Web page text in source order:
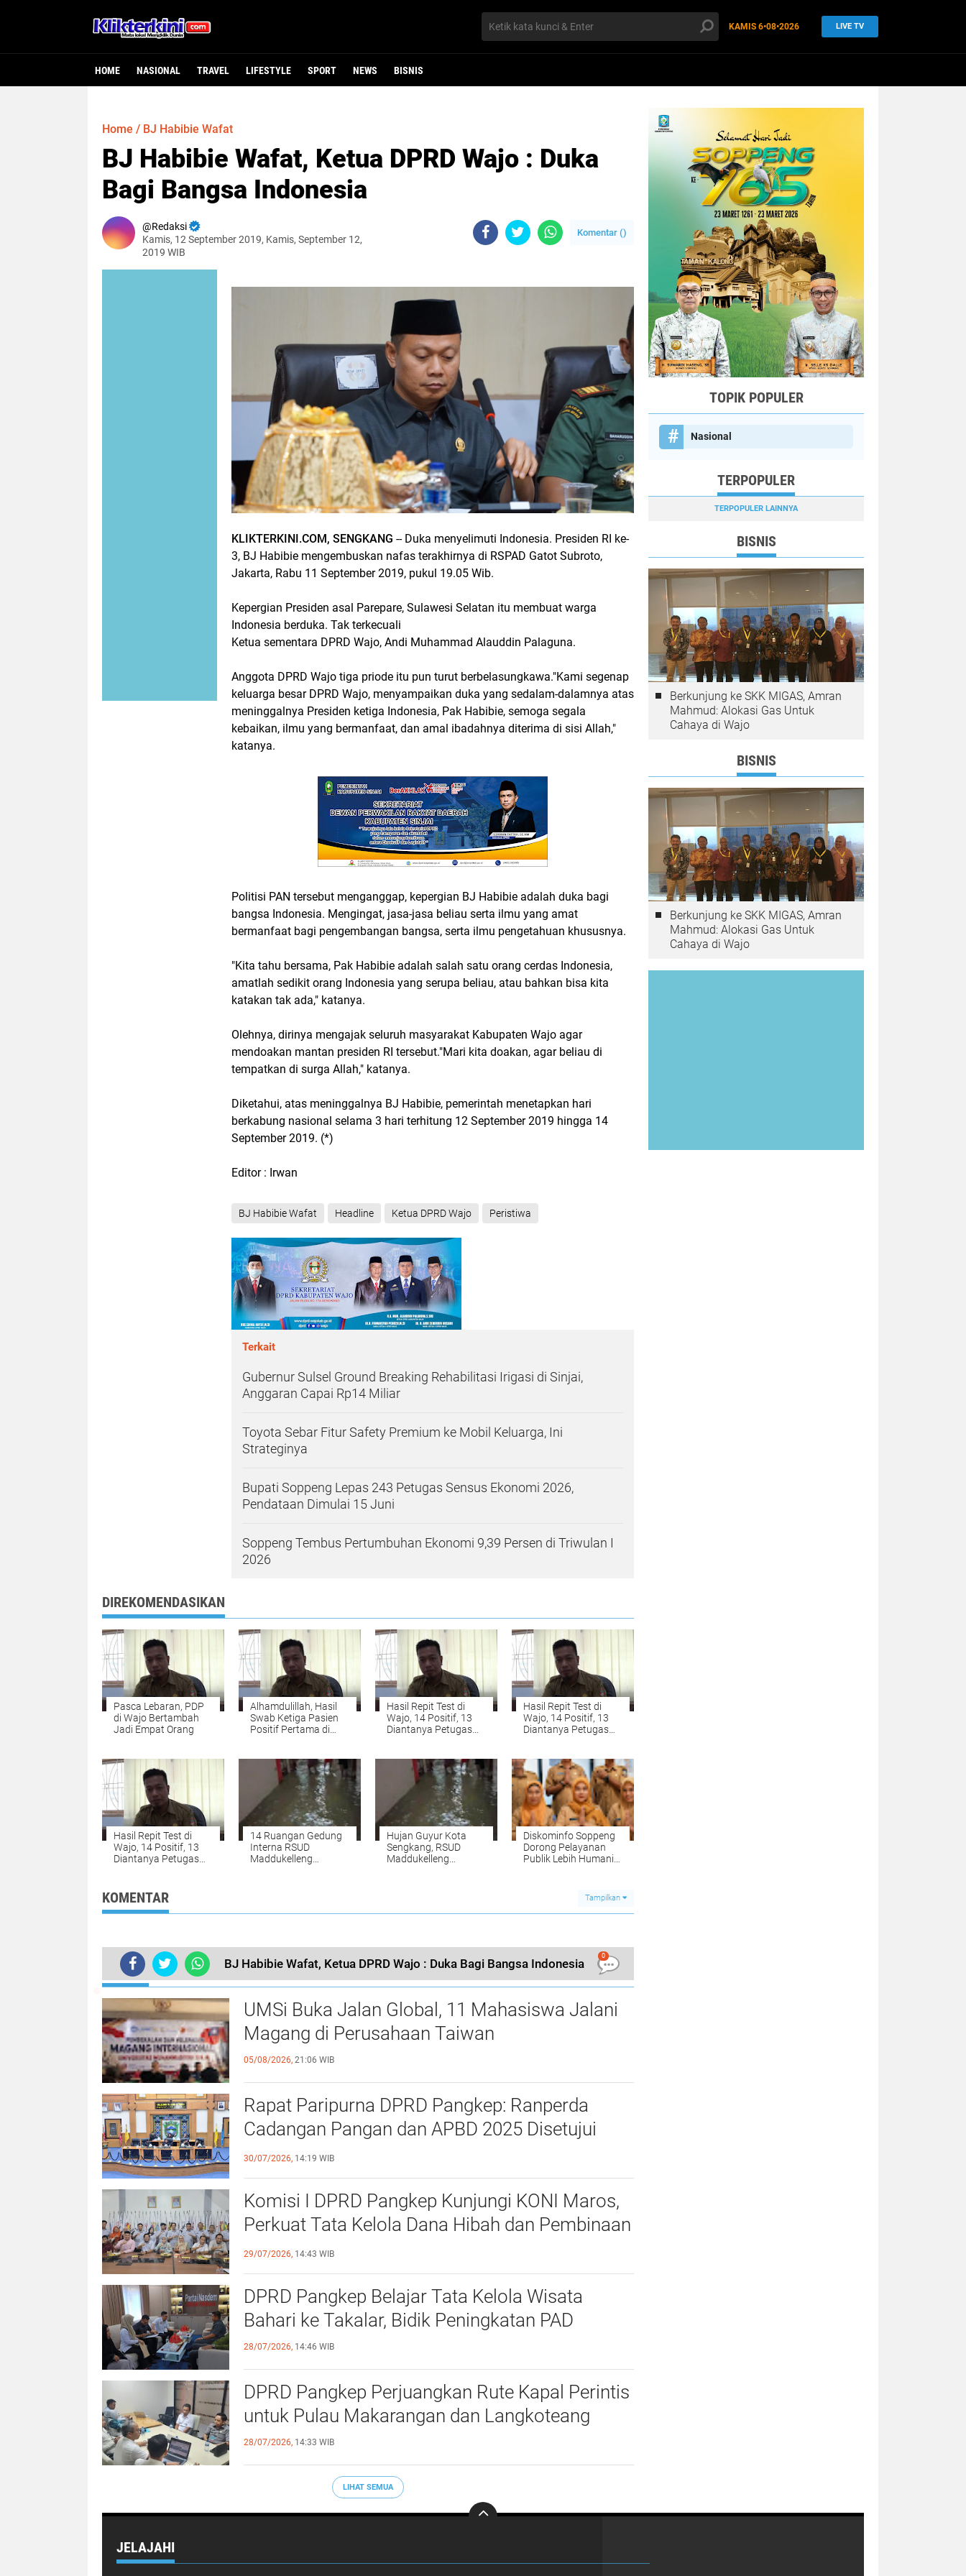
KAMIS 6•08•2026 LIVE TV
HOME NASIONAL TRAVEL LIFESTYLE SPORT NEWS BISNIS
Home / BJ Habibie Wafat
BJ Habibie Wafat, Ketua DPRD Wajo : Duka
Bagi Bangsa Indonesia
Redaksi
Kamis, 12 September 2019, Kamis, September 12,
2019 WIB
Komentar ()
KLIKTERKINI.COM, SENGKANG -- Duka menyelimuti Indonesia. Presiden RI ke-
3, BJ Habibie mengembuskan nafas terakhirnya di RSPAD Gatot Subroto,
Jakarta, Rabu 11 September 2019, pukul 19.05 Wib.
Kepergian Presiden asal Parepare, Sulawesi Selatan itu membuat warga
Indonesia berduka. Tak terkecuali
Ketua sementara DPRD Wajo, Andi Muhammad Alauddin Palaguna.
Anggota DPRD Wajo tiga priode itu pun turut berbelasungkawa."Kami segenap
keluarga besar DPRD Wajo, menyampaikan duka yang sedalam-dalamnya atas
meninggalnya Presiden ketiga Indonesia, Pak Habibie, semoga segala
kebaikan, ilmu yang bermanfaat, dan amal ibadahnya diterima di sisi Allah,"
katanya.
Politisi PAN tersebut menganggap, kepergian BJ Habibie adalah duka bagi
bangsa Indonesia. Mengingat, jasa-jasa beliau serta ilmu yang amat
bermanfaat bagi pengembangan bangsa, serta ilmu pengetahuan khususnya.
"Kita tahu bersama, Pak Habibie adalah salah satu orang cerdas Indonesia,
amatlah sedikit orang Indonesia yang serupa beliau, atau bahkan bisa kita
katakan tak ada," katanya.
Olehnya, dirinya mengajak seluruh masyarakat Kabupaten Wajo agar
mendoakan mantan presiden RI tersebut."Mari kita doakan, agar beliau di
tempatkan di surga Allah," katanya.
Diketahui, atas meninggalnya BJ Habibie, pemerintah menetapkan hari
berkabung nasional selama 3 hari terhitung 12 September 2019 hingga 14
September 2019. (*)
Editor : Irwan
BJ Habibie Wafat Headline Ketua DPRD Wajo Peristiwa
Terkait
Gubernur Sulsel Ground Breaking Rehabilitasi Irigasi di Sinjai,
Anggaran Capai Rp14 Miliar
Toyota Sebar Fitur Safety Premium ke Mobil Keluarga, Ini
Strateginya
Bupati Soppeng Lepas 243 Petugas Sensus Ekonomi 2026,
Pendataan Dimulai 15 Juni
Soppeng Tembus Pertumbuhan Ekonomi 9,39 Persen di Triwulan I
2026
DIREKOMENDASIKAN
Pasca Lebaran, PDP
di Wajo Bertambah
Jadi Empat Orang
Alhamdulillah, Hasil
Swab Ketiga Pasien
Positif Pertama di
Hasil Repit Test di
Wajo, 14 Positif, 13
Diantanya Petugas
Hasil Repit Test di
Wajo, 14 Positif, 13
Diantanya Petugas
Hasil Repit Test di
Wajo, 14 Positif, 13
Diantanya Petugas
14 Ruangan Gedung
Interna RSUD
Maddukelleng
Hujan Guyur Kota
Sengkang, RSUD
Maddukelleng
Diskominfo Soppeng
Dorong Pelayanan
Publik Lebih Humanis
KOMENTAR Tampilkan
BJ Habibie Wafat, Ketua DPRD Wajo : Duka Bagi Bangsa Indonesia
0
TERKINI
UMSi Buka Jalan Global, 11 Mahasiswa Jalani
Magang di Perusahaan Taiwan
05/08/2026, 21:06 WIB
Rapat Paripurna DPRD Pangkep: Ranperda
Cadangan Pangan dan APBD 2025 Disetujui
dengan Sejumlah Catatan
30/07/2026, 14:19 WIB
Komisi I DPRD Pangkep Kunjungi KONI Maros,
Perkuat Tata Kelola Dana Hibah dan Pembinaan
Olahraga
29/07/2026, 14:43 WIB
DPRD Pangkep Belajar Tata Kelola Wisata
Bahari ke Takalar, Bidik Peningkatan PAD
28/07/2026, 14:46 WIB
DPRD Pangkep Perjuangkan Rute Kapal Perintis
untuk Pulau Makarangan dan Langkoteang
28/07/2026, 14:33 WIB
LIHAT SEMUA
TOPIK POPULER
Nasional
TERPOPULER
TERPOPULER LAINNYA
BISNIS
Berkunjung ke SKK MIGAS, Amran
Mahmud: Alokasi Gas Untuk
Cahaya di Wajo
BISNIS
Berkunjung ke SKK MIGAS, Amran
Mahmud: Alokasi Gas Untuk
Cahaya di Wajo
JELAJAHI